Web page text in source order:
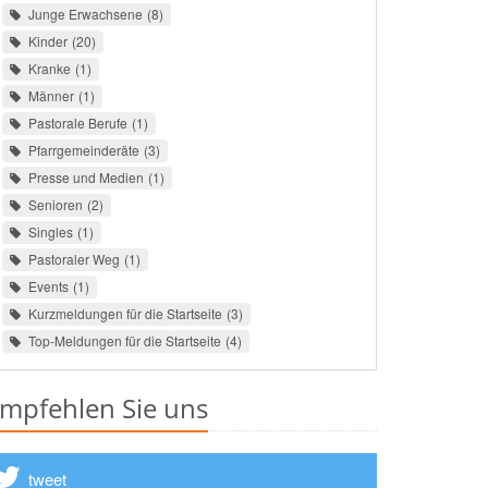
Junge Erwachsene 8
Kinder 20
Kranke 1
Männer 1
Pastorale Berufe 1
Pfarrgemeinderäte 3
Presse und Medien 1
Senioren 2
Singles 1
Pastoraler Weg 1
Events 1
Kurzmeldungen für die Startseite 3
Top-Meldungen für die Startseite 4
Sie uns
tweet